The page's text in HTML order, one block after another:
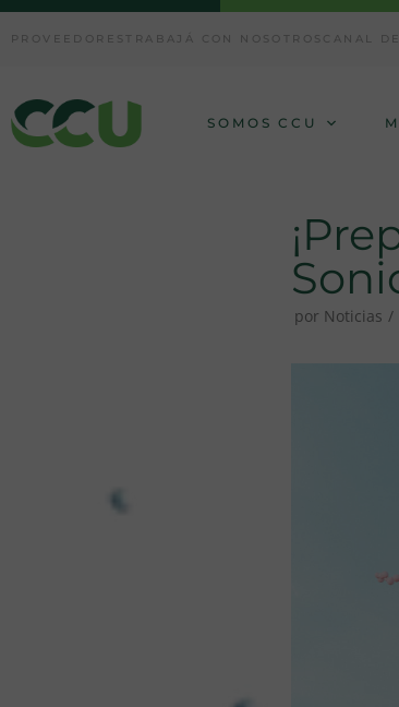
PROVEEDORES TRABAJÁ CON NOSOTROS CANAL
SOMOS CCU
por Noticias